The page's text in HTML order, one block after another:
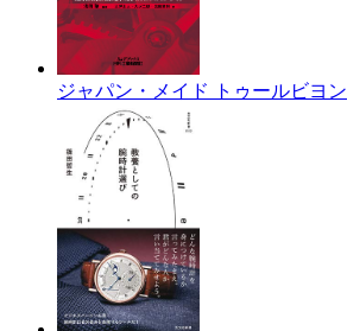
ジャパン・メイド トゥールビヨン